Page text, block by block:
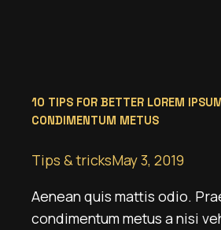
10 TIPS FOR BETTER LOREM
CONDIMENTUM METUS
Tips & tricksMay 3, 2019
Aenean quis mattis odio.
condimentum metus a nisi